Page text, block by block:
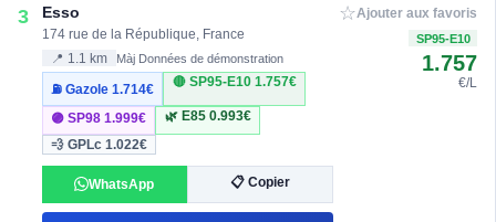
3 Esso
174 rue de la République, France
📍 1.1 km Màj Données de démonstration
⛽ Gazole1.714€
🔴 SP95-E10 1.757€
🟣 SP981.999€ 🌿 E85 0.993€
💨 GPLc1.022€
WhatsApp 📋 Copier
☆Ajouter aux favoris
SP95-E10
1.757
€/L